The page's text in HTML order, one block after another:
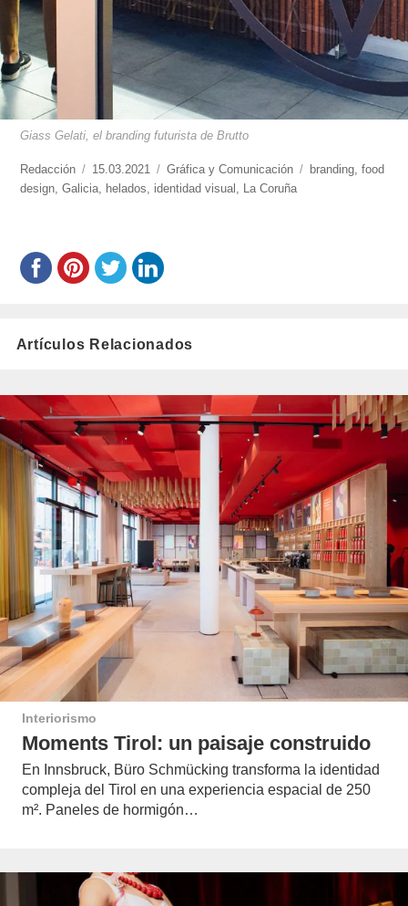
Giass Gelati, el branding futurista de Brutto
https://www.experimenta.es/author/redaccion/
Redacción
Publicado
el
15.03.2021 Categorías
Gráfica y Comunicación Etiquetas
branding ,food
design ,Galicia helados identidad visual La Coruña
Artículos Relacionados
Interiorismo
Moments Tirol: un paisaje construido
En Innsbruck, Büro Schmücking transforma la identidad
compleja del Tirol en una experiencia espacial de 250
m². Paneles de hormigón…